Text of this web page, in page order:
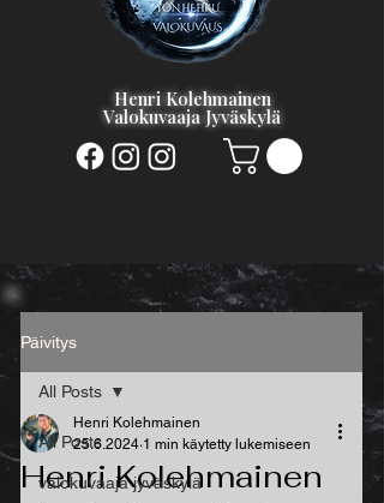
Henri Kolehmainen
Valokuvaaja Jyväskylä
Päivitys
All Posts
valokuvaaja jyväskylä
All Posts
Henri Kolehmainen
Henri Kolehmainen
25.6.2024 1 min käytetty lukemiseen